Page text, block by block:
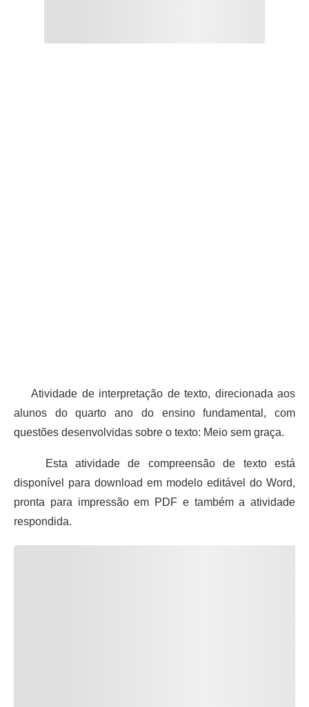
Atividade de interpretação de texto, direcionada aos
alunos do quarto ano do ensino fundamental, com
questões desenvolvidas sobre o texto: Meio sem graça.
Esta atividade de compreensão de texto está
disponível para download em modelo editável do Word,
pronta para impressão em PDF e também a atividade
respondida.